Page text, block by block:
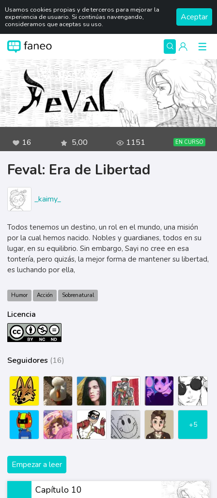
Usamos cookies propias y de terceros para mejorar la
experiencia de usuario. Si continúas navengando,
consideramos que aceptas su uso.
Aceptar
16 5,00 1151 EN CURSO
Feval: Era de Libertad
_kaimy_
Todos tenemos un destino, un rol en el mundo, una misión
por la cual hemos nacido. Nobles y guardianes, todos en su
lugar, en su equilibrio. Sin embargo, Sayi no cree en esa
tontería, pero quizás, la mejor forma de mantener su libertad,
es luchando por ella,
Humor Acción Sobrenatural
Licencia
Seguidores (16)
+5
Empezar a leer
Capítulo 10